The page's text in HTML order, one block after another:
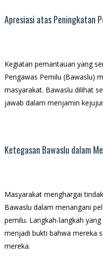
Apresiasi atas Peningkatan
Kegiatan pemantauan yang
Pengawas Pemilu (Bawaslu)
masyarakat. Bawaslu dilihat
jawab dalam menjamin
Ketegasan Bawaslu dalam
Masyarakat menghargai
Bawaslu dalam menangani
pemilu. Langkah-langkah
menjadi bukti bahwa mereka
mereka.